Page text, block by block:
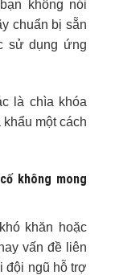
không nói
chuẩn bị sẵn
sử dụng ứng
là chìa khóa
một cách
không mong
khăn hoặc
vấn đề liên
đội ngũ hỗ trợ